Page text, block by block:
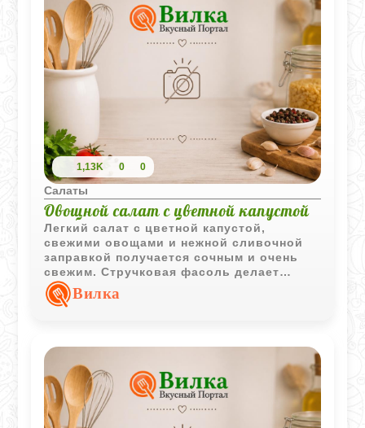
1,13K 0 0
Салаты
Овощной салат с цветной капустой
Легкий салат с цветной капустой,
свежими овощами и нежной сливочной
заправкой получается сочным и очень
свежим. Стручковая фасоль делает
текстуру интереснее, а сочетание
сметаны и майонеза придает мягкий и
Вилка